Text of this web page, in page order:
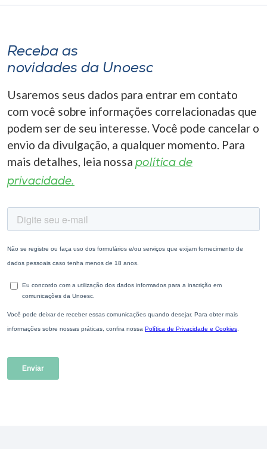
Receba as
novidades da Unoesc
Usaremos seus dados para entrar em contato
com você sobre informações correlacionadas que
podem ser de seu interesse. Você pode cancelar o
envio da divulgação, a qualquer momento. Para
mais detalhes, leia nossa política de
privacidade.